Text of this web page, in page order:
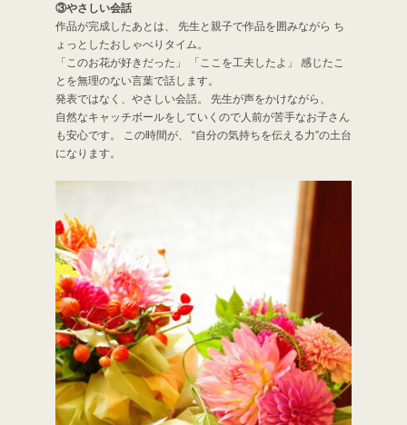
③やさしい会話
作品が完成したあとは、 先生と親子で作品を囲みながら ち
ょっとしたおしゃべりタイム。
「このお花が好きだった」 「ここを工夫したよ」 感じたこ
とを無理のない言葉で話します。
発表ではなく、やさしい会話。 先生が声をかけながら、
自然なキャッチボールをしていくので人前が苦手なお子さん
も安心です。 この時間が、 “自分の気持ちを伝える力”の土台
になります。